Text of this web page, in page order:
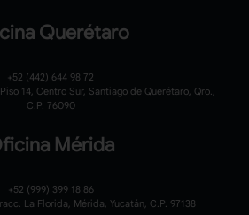
Querétaro
+52 (442) 644 98 72
14, Centro Sur, Santiago de Querétaro, Qro.,
C.P. 76090
Mérida
+52 (999) 399 18 86
La Florida, Mérida, Yucatán, C.P. 97138